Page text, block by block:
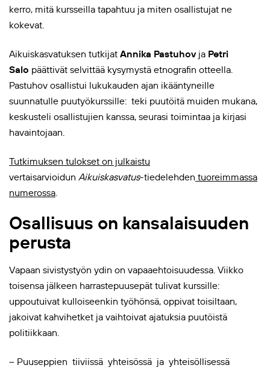
kerro, mitä kursseilla tapahtuu ja miten osallistujat ne
kokevat.
Aikuiskasvatuksen tutkijat Annika Pastuhovja Petri
Salo päättivät selvittää kysymystä etnografin otteella.
Pastuhov osallistui lukukauden ajan ikääntyneille
suunnatulle puutyökurssille: teki puutöitä muiden mukana,
keskusteli osallistujien kanssa, seurasi toimintaa ja kirjasi
havaintojaan.
Tutkimuksen tulokset on julkaistu
vertaisarvioidun Aikuiskasvatus-tiedelehden tuoreimmassa
numerossa
Osallisuus on kansalaisuuden
perusta
Vapaan sivistystyön ydin on vapaaehtoisuudessa. Viikko
toisensa jälkeen harrastepuusepät tulivat kurssille:
uppoutuivat kulloiseenkin työhönsä, oppivat toisiltaan,
jakoivat kahvihetket ja vaihtoivat ajatuksia puutöistä
politiikkaan.
– Puuseppien tiiviissä yhteisössä ja yhteisöllisessä